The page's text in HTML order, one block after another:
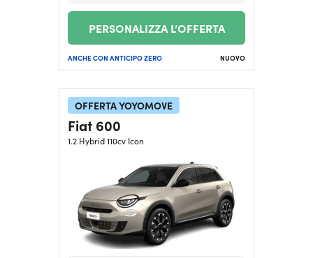
PERSONALIZZA L’OFFERTA
ANCHE CON ANTICIPO ZERO NUOVO
OFFERTA YOYOMOVE
Fiat 600
1.2 Hybrid 110cv Icon